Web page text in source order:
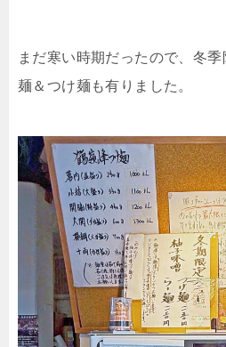
まだ寒い時期だったので、冬
麺＆つけ麺も有りました。